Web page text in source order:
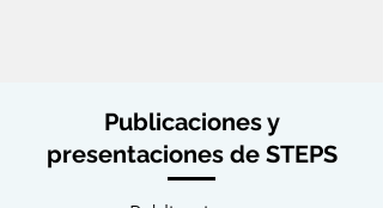
Publicaciones y
presentaciones de STEPS